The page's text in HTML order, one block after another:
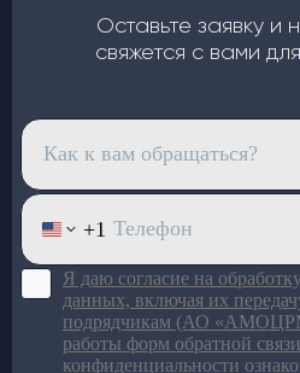
Оставьте заявку
свяжется с вами
Хладопроизводительность —
салону
Верхний корпус из
Большой ряд моделей под
Подробнее в каталоге